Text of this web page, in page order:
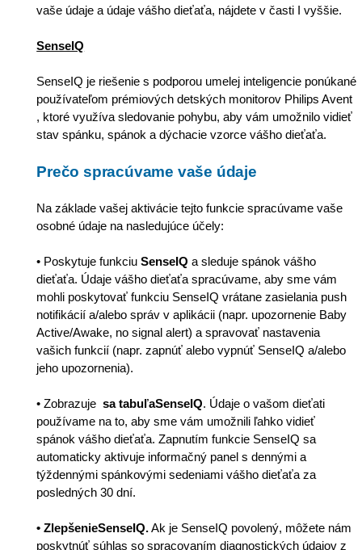
vaše údaje a údaje vášho dieťaťa, nájdete v časti I vyššie.
SenseIQ
SenseIQ je riešenie s podporou umelej inteligencie ponúkané
používateľom prémiových detských monitorov Philips Avent
, ktoré využíva sledovanie pohybu, aby vám umožnilo vidieť
stav spánku, spánok a dýchacie vzorce vášho dieťaťa.
Prečo spracúvame vaše údaje
Na základe vašej aktivácie tejto funkcie spracúvame vaše
osobné údaje na nasledujúce účely:
• Poskytuje funkciuSenseIQ a sleduje spánok vášho
dieťaťa. Údaje vášho dieťaťa spracúvame, aby sme vám
mohli poskytovať funkciu SenseIQ vrátane zasielania push
notifikácií a/alebo správ v aplikácii (napr. upozornenie Baby
Active/Awake, no signal alert) a spravovať nastavenia
vašich funkcií (napr. zapnúť alebo vypnúť SenseIQ a/alebo
jeho upozornenia).
• Zobrazujesa tabuľaSenseIQ. Údaje o vašom dieťati
používame na to, aby sme vám umožnili ľahko vidieť
spánok vášho dieťaťa. Zapnutím funkcie SenseIQ sa
automaticky aktivuje informačný panel s dennými a
týždennými spánkovými sedeniami vášho dieťaťa za
posledných 30 dní.
• ZlepšenieSenseIQ.Ak je SenseIQ povolený, môžete nám
poskytnúť súhlas so spracovaním diagnostických údajov z